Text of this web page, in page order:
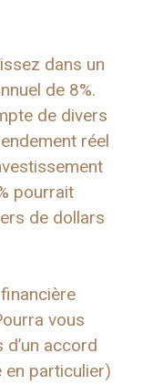
dans un
de 8%.
de divers
réel
pourrait
de dollars
vous
accord
particulier)